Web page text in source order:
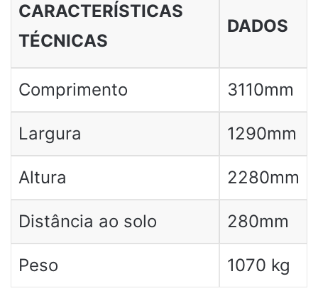
CARACTERÍSTICAS
TÉCNICAS
DADOS
Comprimento 3110mm
Largura 1290mm
Altura 2280mm
Distância ao solo 280mm
Peso 1070 kg